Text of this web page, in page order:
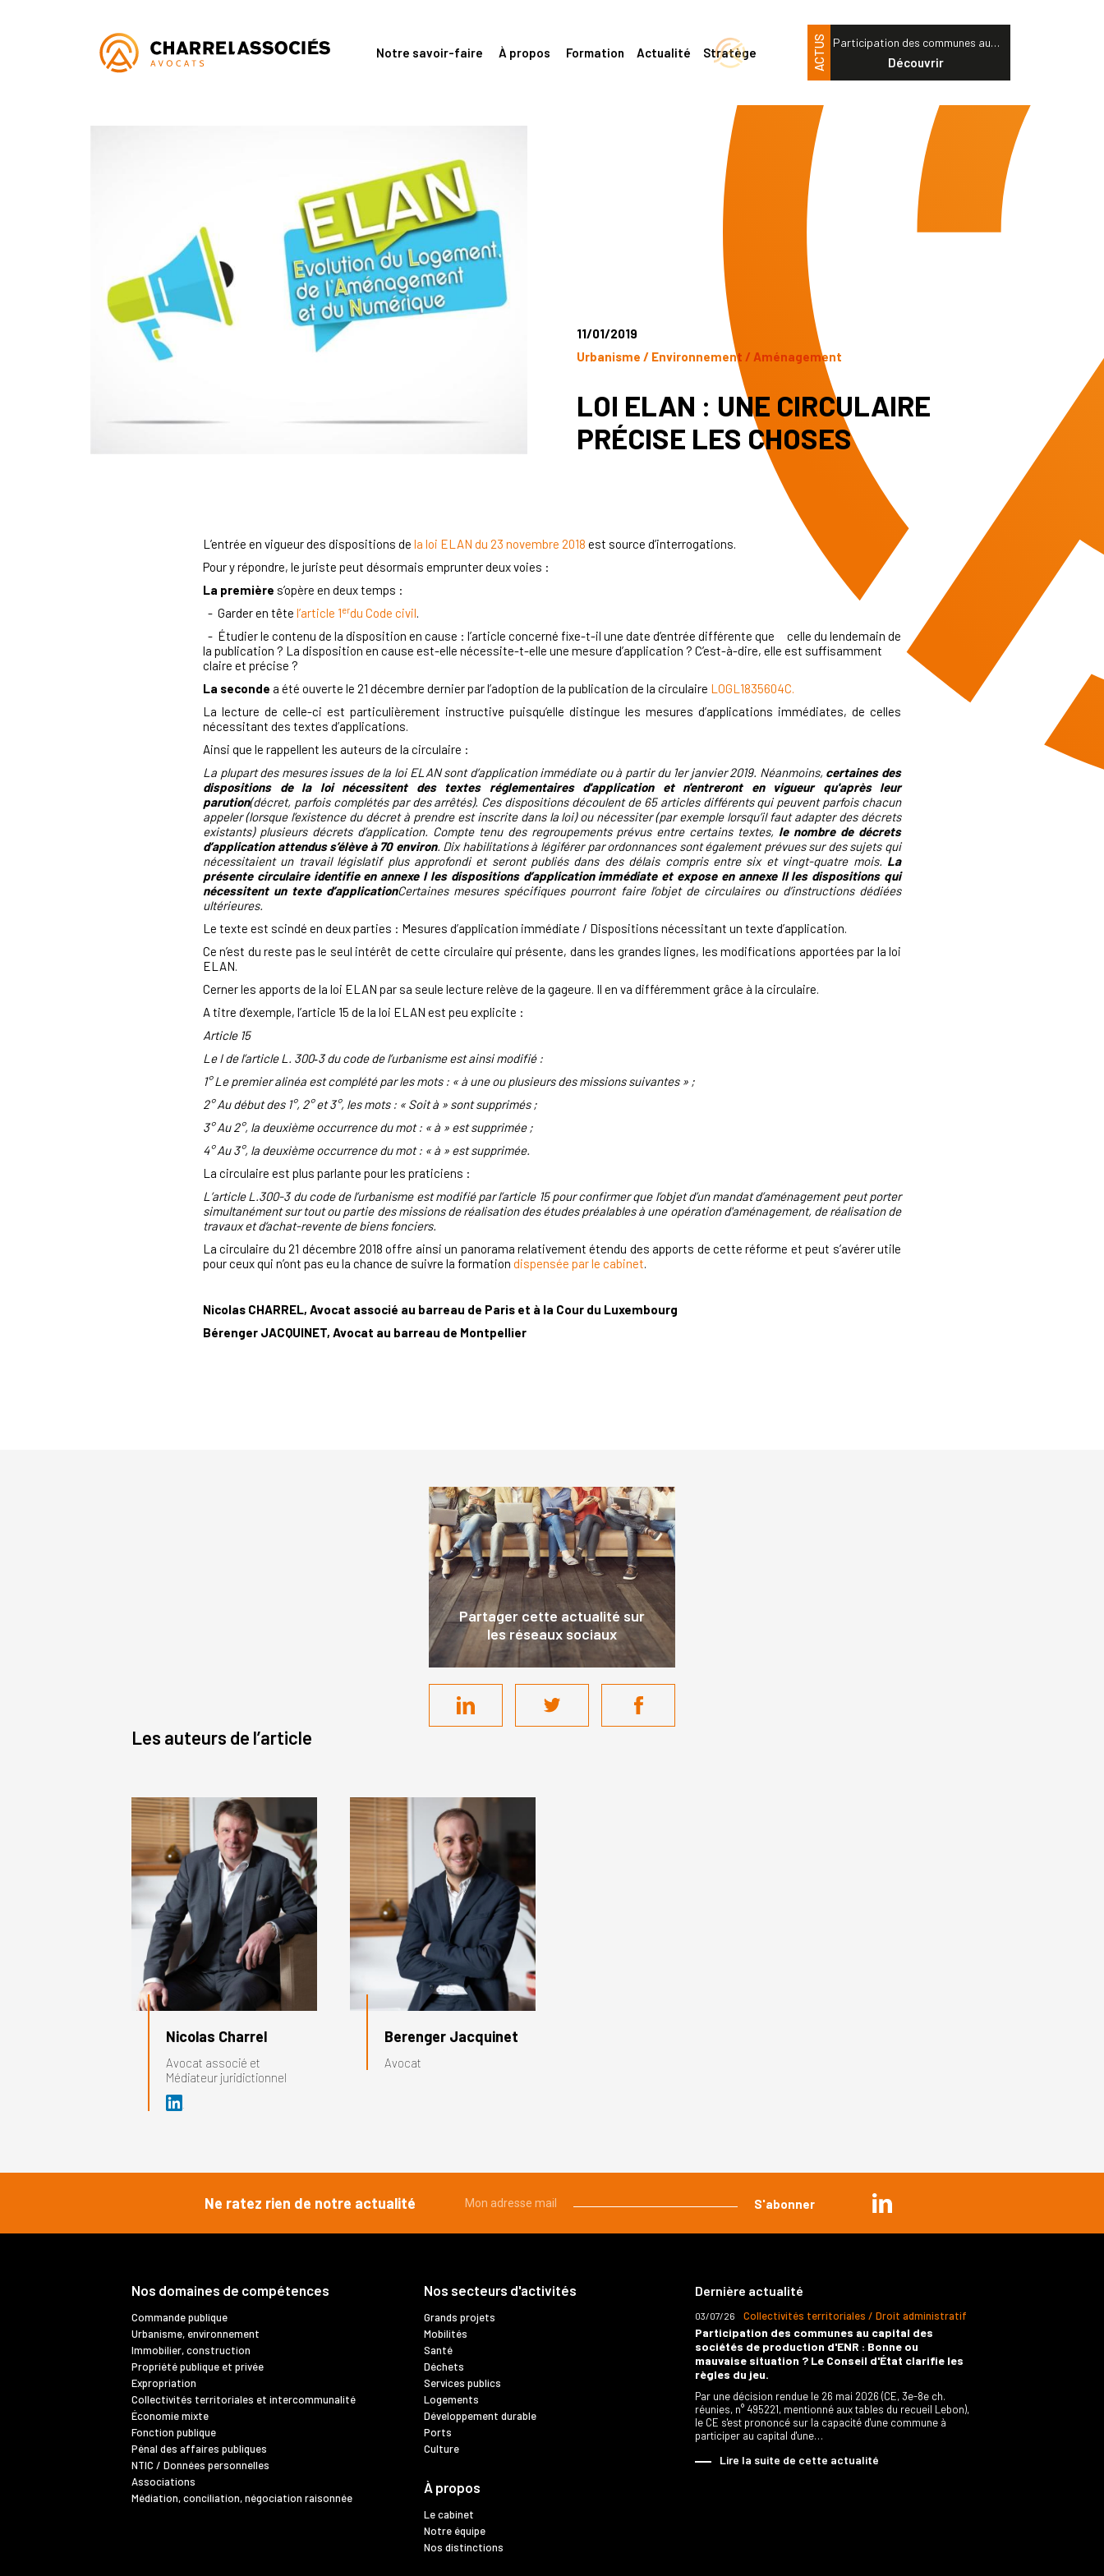
Notre savoir-faire À propos Formation Actualité Stratège ACTUS Participation des communes au…
Découvrir
11/01/2019
Urbanisme / Environnement / Aménagement
LOI ELAN : UNE CIRCULAIRE
PRÉCISE LES CHOSES
L’entrée en vigueur des dispositions de la loi ELAN du 23 novembre 2018 est source d’interrogations.
Pour y répondre, le juriste peut désormais emprunter deux voies :
La première s’opère en deux temps :
- Garder en tête l’article 1erdu Code civil.
- Étudier le contenu de la disposition en cause : l’article concerné fixe-t-il une date d’entrée différente que celle du lendemain de
la publication ? La disposition en cause est-elle nécessite-t-elle une mesure d’application ? C’est-à-dire, elle est suffisamment
claire et précise ?
La seconde a été ouverte le 21 décembre dernier par l’adoption de la publication de la circulaire LOGL1835604C.
La lecture de celle-ci est particulièrement instructive puisqu’elle distingue les mesures d’applications immédiates, de celles
nécessitant des textes d’applications.
Ainsi que le rappellent les auteurs de la circulaire :
La plupart des mesures issues de la loi ELAN sont d’application immédiate ou à partir du 1er janvier 2019. Néanmoins, certaines des
dispositions de la loi nécessitent des textes réglementaires d'application et n'entreront en vigueur qu'après leur
parution(décret, parfois complétés par des arrêtés). Ces dispositions découlent de 65 articles différents qui peuvent parfois chacun
appeler (lorsque l’existence du décret à prendre est inscrite dans la loi) ou nécessiter (par exemple lorsqu’il faut adapter des décrets
existants) plusieurs décrets d’application. Compte tenu des regroupements prévus entre certains textes, le nombre de décrets
d’application attendus s’élève à 70 environ. Dix habilitations à légiférer par ordonnances sont également prévues sur des sujets qui
nécessitaient un travail législatif plus approfondi et seront publiés dans des délais compris entre six et vingt-quatre mois. La
présente circulaire identifie en annexe I les dispositions d’application immédiate et expose en annexe II les dispositions qui
nécessitent un texte d’applicationCertaines mesures spécifiques pourront faire l’objet de circulaires ou d’instructions dédiées
ultérieures.
Le texte est scindé en deux parties : Mesures d’application immédiate / Dispositions nécessitant un texte d’application.
Ce n’est du reste pas le seul intérêt de cette circulaire qui présente, dans les grandes lignes, les modifications apportées par la loi
ELAN.
Cerner les apports de la loi ELAN par sa seule lecture relève de la gageure. Il en va différemment grâce à la circulaire.
A titre d’exemple, l’article 15 de la loi ELAN est peu explicite :
Article 15
Le I de l’article L. 300‑3 du code de l’urbanisme est ainsi modifié :
1° Le premier alinéa est complété par les mots : « à une ou plusieurs des missions suivantes » ;
2° Au début des 1°, 2° et 3°, les mots : « Soit à » sont supprimés ;
3° Au 2°, la deuxième occurrence du mot : « à » est supprimée ;
4° Au 3°, la deuxième occurrence du mot : « à » est supprimée.
La circulaire est plus parlante pour les praticiens :
L’article L.300-3 du code de l’urbanisme est modifié par l’article 15 pour confirmer que l’objet d’un mandat d’aménagement peut porter
simultanément sur tout ou partie des missions de réalisation des études préalables à une opération d'aménagement, de réalisation de
travaux et d‘achat-revente de biens fonciers.
La circulaire du 21 décembre 2018 offre ainsi un panorama relativement étendu des apports de cette réforme et peut s’avérer utile
pour ceux qui n’ont pas eu la chance de suivre la formation dispensée par le cabinet.
Nicolas CHARREL, Avocat associé au barreau de Paris et à la Cour du Luxembourg
Bérenger JACQUINET, Avocat au barreau de Montpellier
Partager cette actualité sur
les réseaux sociaux
Les auteurs de l’article
Nicolas Charrel
Avocat associé et
Médiateur juridictionnel
Berenger Jacquinet
Avocat
Ne ratez rien de notre actualité Mon adresse mail
Nos domaines de compétences
Commande publique
Urbanisme, environnement
Immobilier, construction
Propriété publique et privée
Expropriation
Collectivités territoriales et intercommunalité
Économie mixte
Fonction publique
Pénal des affaires publiques
NTIC / Données personnelles
Associations
Médiation, conciliation, négociation raisonnée
Nos secteurs d'activités
Grands projets
Mobilités
Santé
Déchets
Services publics
Logements
Développement durable
Ports
Culture
À propos
Le cabinet
Notre équipe
Nos distinctions
Dernière actualité
03/07/26 Collectivités territoriales / Droit administratif
Participation des communes au capital des
sociétés de production d'ENR : Bonne ou
mauvaise situation ? Le Conseil d'État clarifie les
règles du jeu.
Par une décision rendue le 26 mai 2026 (CE, 3e-8e ch.
réunies, n° 495221, mentionné aux tables du recueil Lebon),
le CE s'est prononcé sur la capacité d'une commune à
participer au capital d'une…
Lire la suite de cette actualité